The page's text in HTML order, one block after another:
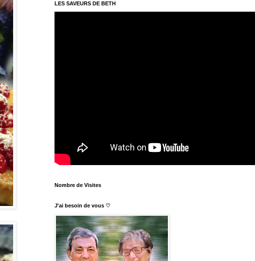
LES SAVEURS DE BETH
Nombre de Visites
J'ai besoin de vous ♡